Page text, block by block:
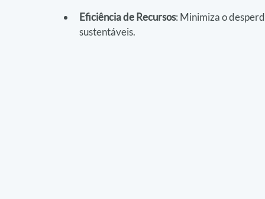
Eficiência de Recursos: Minimiza o
sustentáveis.